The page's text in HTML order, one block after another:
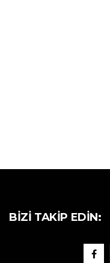
BIZI TAKIP EDIN: